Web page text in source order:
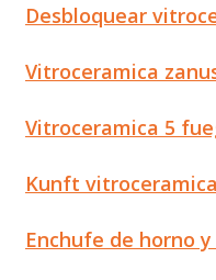
Desbloquear
Vitroceramica
Vitroceramica 5
Kunft vitroceramica
Enchufe de horno